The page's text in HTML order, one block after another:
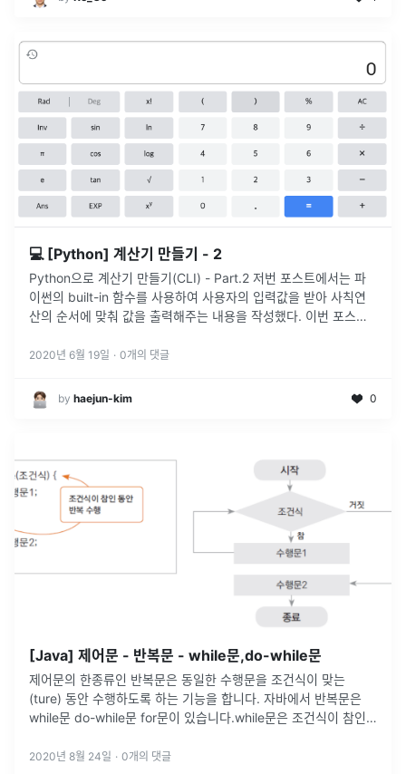
💻 [Python] 계산기 만들기 - 2
Python으로 계산기 만들기(CLI) - Part.2 저번 포스트에서는 파
이썬의 built-in 함수를 사용하여 사용자의 입력값을 받아 사칙연
산의 순서에 맞춰 값을 출력해주는 내용을 작성했다. 이번 포스트
들...
2020년 6월 19일 · 0개의 댓글
by haejun-kim 0
[Java] 제어문 - 반복문 - while문,do-while문
제어문의 한종류인 반복문은 동일한 수행문을 조건식이 맞는
(ture) 동안 수행하도록 하는 기능을 합니다. 자바에서 반복문은
while문 do-while문 for문이 있습니다.while문은 조건식이 참인
하는...
2020년 8월 24일 · 0개의 댓글